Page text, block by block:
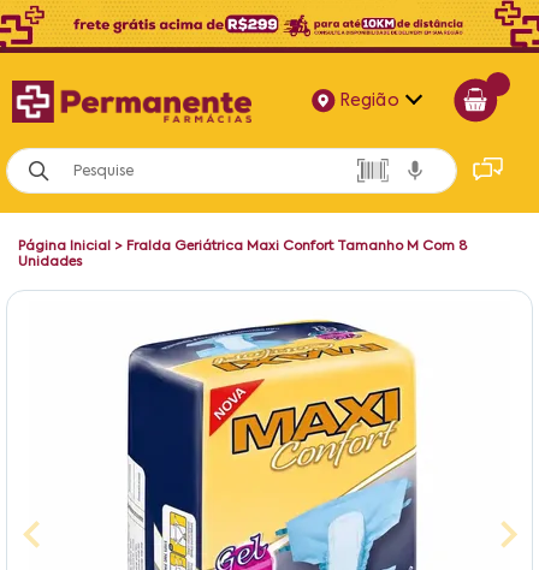
Região
Alagoas
Bahia
Página Inicial > Fralda Geriátrica Maxi Confort Tamanho M Com 8
Unidades